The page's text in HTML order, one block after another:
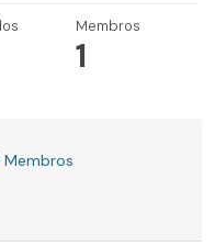
Membros
1
Membros